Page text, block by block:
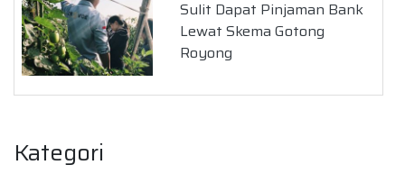
Sulit Dapat Pinjaman Bank
Lewat Skema Gotong
Royong
Kategori